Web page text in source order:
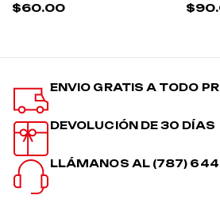
$60.00 $
ENVIO GRATIS A TODO
DEVOLUCIÓN DE 30 DÍAS
LLÁMANOS AL (787)